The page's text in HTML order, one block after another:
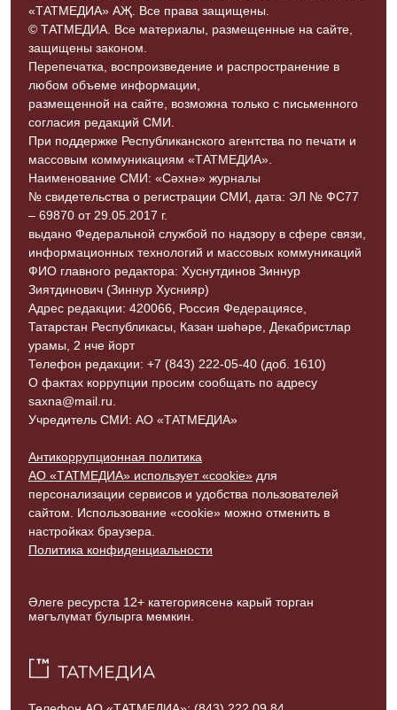
«ТАТМЕДИА» АҖ. Все права защищены.
© ТАТМЕДИА. Все материалы, размещенные на сайте,
защищены законом.
Перепечатка, воспроизведение и распространение в
любом объеме информации,
размещенной на сайте, возможна только с письменного
согласия редакций СМИ.
При поддержке Республиканского агентства по печати и
массовым коммуникациям «ТАТМЕДИА».
Наименование СМИ: «Сәхнә» журналы
№ свидетельства о регистрации СМИ, дата: ЭЛ № ФС77
– 69870 от 29.05.2017 г.
выдано Федеральной службой по надзору в сфере связи,
информационных технологий и массовых коммуникаций
ФИО главного редактора: Хуснутдинов Зиннур
Зиятдинович (Зиннур Хуснияр)
Адрес редакции: 420066, Россия Федерациясе,
Татарстан Республикасы, Казан шәһәре, Декабристлар
урамы, 2 нче йорт
Телефон редакции: +7 (843) 222-05-40 (доб. 1610)
О фактах коррупции просим сообщать по адресу
saxna@mail.ru.
Учредитель СМИ: АО «ТАТМЕДИА»
Антикоррупционная политика
АО «ТАТМЕДИА» использует «cookie» для
персонализации сервисов и удобства пользователей
сайтом. Использование «cookie» можно отменить в
настройках браузера.
Политика конфиденциальности
Әлеге ресурста 12+ категориясенә карый торган
мәгълүмат булырга мөмкин.